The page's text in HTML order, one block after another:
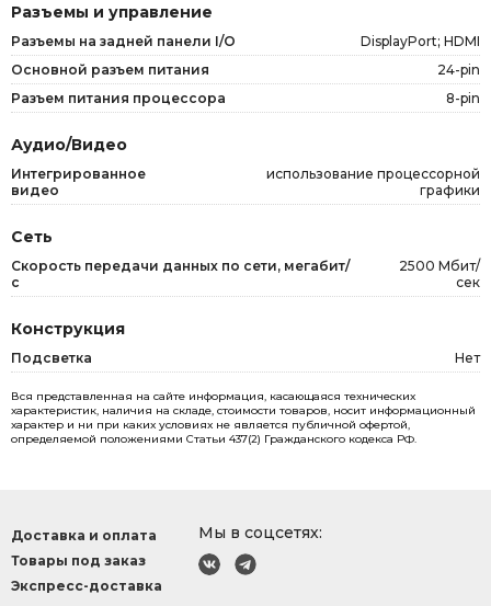
Разъемы и управление
Разъемы на задней панели I/O
DisplayPort; HDMI
Основной разъем питания
24-pin
Разъем питания процессора
8-pin
Аудио/Видео
Интегрированное
видео
использование процессорной
графики
Сеть
Скорость передачи данных по сети, мегабит/
с
2500 Мбит/
сек
Конструкция
Подсветка Нет
Вся представленная на сайте информация, касающаяся технических
характеристик, наличия на складе, стоимости товаров, носит информационный
характер и ни при каких условиях не является публичной офертой,
определяемой положениями Статьи 437(2) Гражданского кодекса РФ.
Мы в соцсетях:
Доставка и оплата
Товары под заказ
Экспресс-доставка